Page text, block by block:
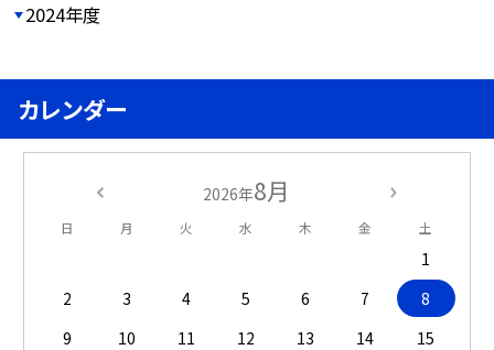
2024年度
カレンダー
2026年8月
日 月 火 水 木 金 土
1
2
3 4 5 6 7
8
9
10 11 12 13 14
15